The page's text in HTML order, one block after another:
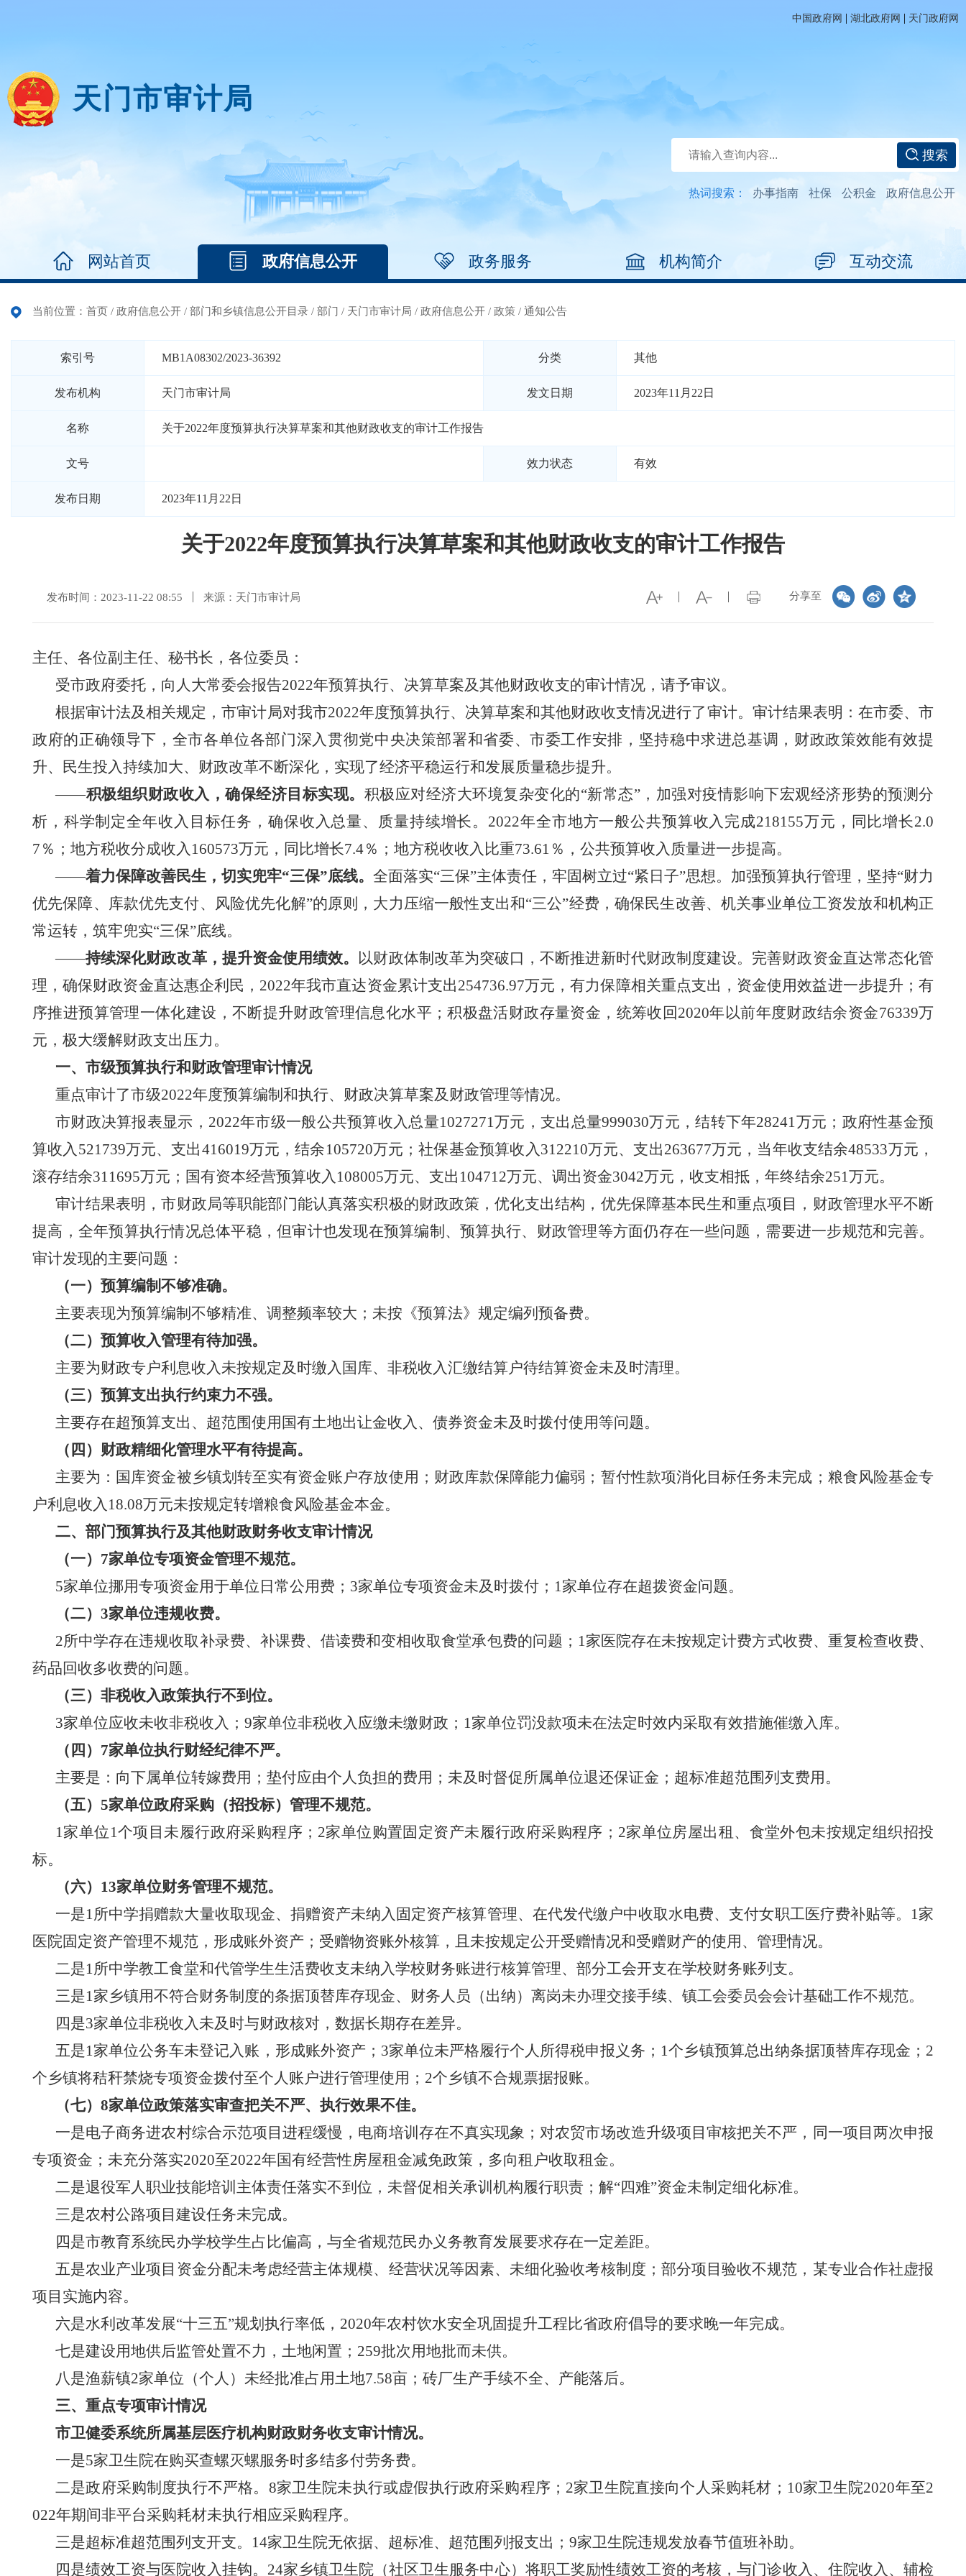
中国政府网 | 湖北政府网 | 天门政府网
天门市审计局
搜索
热词搜索： 办事指南 社保 公积金 政府信息公开
网站首页 政府信息公开 政务服务 机构简介 互动交流
当前位置： 首页 / 政府信息公开 / 部门和乡镇信息公开目录 / 部门 / 天门市审计局 / 政府信息公开 / 政策 / 通知公告
索引号 MB1A08302/2023-36392 分类 其他
发布机构 天门市审计局 发文日期 2023年11月22日
名称 关于2022年度预算执行决算草案和其他财政收支的审计工作报告
文号 效力状态 有效
发布日期 2023年11月22日
关于2022年度预算执行决算草案和其他财政收支的审计工作报告
分享至
发布时间：2023-11-22 08:55 来源：天门市审计局
主任、各位副主任、秘书长，各位委员：
受市政府委托，向人大常委会报告2022年预算执行、决算草案及其他财政收支的审计情况，请予审议。
根据审计法及相关规定，市审计局对我市2022年度预算执行、决算草案和其他财政收支情况进行了审计。审计结果表明：在市委、市
政府的正确领导下， 全市各单位各部门深入贯彻党中央决策部署和省委、市委工作安排，坚持稳中求进总基调，财政政策效能有效提
升、民生投入持续加大、财政改革不断深化， 实现了经济平稳运行和发展质量稳步提升。
——积极组织财政收入，确保经济目标实现。 积极应对经济大环境复杂变化的“新常态”，加强对疫情影响下宏观经济形势的预测分
析，科学制定全年收入目标任务，确保收入总量、质量持续增长。2022年全市地方一般公共预算收入完成218155万元，同比增长2.0
7 ％；地方税收分成收入 160573万元，同比增长7.4％；地方税收收入比重73.61％，公共预算收入质量进一步提高。
——着力保障改善民生，切实兜牢“三保”底线。 全面落实“三保”主体责任，牢固树立过“紧日子”思想。 加强预算执行管理，坚持“财力
优先保障、库款优先支付、风险优先化解”的原则，大力压缩一般性支出和“三公”经费，确保民生改善、机关事业单位工资发放和机构正
常运转，筑牢兜实“三保”底线。
——持续深化财政改革，提升资金使用绩效。
以财政体制改革为突破口，不断推进新时代财政制度建设。完善财政资金直达常态化管
理，确保财政资金直达惠企利民， 2022年我市直达资金累计支出254736.97万元，有力保障相关重点支出，资金使用效益进一步提升；有
序推进预算管理一体化建设，不断提升财政管理信息化水平；积极盘活财政存量资金，统筹收回2020年以前年度财政结余资金76339万
元，极大缓解财政支出压力。
一、市级预算执行和财政管理审计情况
重点审计了市级2022年度预算编制和执行、财政决算草案及财政管理等情况。
市财政决算报表显示， 2022年市级一般公共预算收入总量1027271万元，支出总量999030万元，结转下年28241万元；政府性基金预
算收入521739万元、支出416019万元，结余105720万元；社保基金预算收入312210万元、支出263677万元，当年收支结余48533万元，
滚存结余311695万元；国有资本经营预算收入108005万元、支出104712万元、调出资金3042万元，收支相抵，年终结余251万元。
审计结果表明，市财政局等职能部门能认真落实积极的财政政策，优化支出结构，优先保障基本民生和重点项目，财政管理水平不断
提高，全年预算执行情况总体平稳，但审计也发现在预算编制、预算执行、财政管理等方面仍存在一些问题，需要进一步规范和完善。
审计发现的主要问题：
（一） 预算编制不够准确。
主要表现为预算编制不够精准、调整频率较大 ； 未按《预算法》规定编列预备费。
（二）预算收入管理有待加强。
主要为财政专户利息收入未按规定及时缴入国库、 非税收入汇缴结算户待结算资金未及时清理。
（三）预算支出执行约束力不强。
主要存在超预算支出 、 超范围使用国有土地出让金收入 、 债券资金未及时拨付使用等问题。
（四）财政精细化管理水平有待提高。
主要为： 国库资金被乡镇划转至实有资金账户存放使用 ； 财政库款保障能力偏弱 ； 暂付性款项消化目标任务未完成； 粮食风险基金专
户利息收入 18.08万元未按规定转增粮食风险基金本金。
二、部门预算执行及其他财政财务收支审计情况
（一） 7家单位专项资金管理不规范。
5家单位挪用专项资金用于单位日常公用费；3家单位专项资金未及时拨付；1家单位存在超拨资金问题。
（二） 3家单位违规收费。
2所中学存在违规收取补录费、补课费、借读费和变相收取食堂承包费的问题； 1家医院存在未按规定计费方式收费、重复检查收费、
药品回收多收费的问题。
（三）非税收入政策执行不到位。
3家单位应收未收非税收入； 9家单位非税收入应缴未缴财政； 1家单位罚没款项未在法定时效内采取有效措施催缴入库。
（四） 7家单位执行财经纪律不严。
主要是：向下属单位转嫁费用；垫付应由个人负担的费用；未及时督促所属单位退还保证金；超标准超范围列支费用。
（五） 5家单位政府采购（招投标）管理不规范。
1家单位1个项目未履行政府采购程序；2家单位 购置固定资产未履行政府采购程序； 2家单位房屋出租 、 食堂外包未按规定组织招投
标。
（六） 13家单位财务管理不规范。
一是1所中学捐赠款大量收取现金、 捐赠资产未纳入固定资产核算管理、 在代发代缴户中收取水电费、支付女职工医疗费补贴等。 1家
医院固定资产管理不规范，形成账外资产；受赠物资账外核算，且未按规定公开受赠情况和受赠财产的使用、管理情况。
二是1所中学教工食堂和代管学生生活费收支未纳入学校财务账进行核算管理、 部分工会开支在学校财务账列支。
三是1家乡镇用不符合财务制度的条据顶替库存现金、 财务人员（出纳）离岗未办理交接手续、镇工会委员会会计基础工作不规范。
四是3家单位非税收入未及时与财政核对，数据长期存在差异。
五是1家单位公务车未登记入账，形成账外资产；3家单位未严格履行个人所得税申报义务 ； 1个乡镇预算总出纳条据顶替库存现金；2
个乡镇将秸秆禁烧专项资金拨付至个人账户进行管理使用；2个乡镇不合规票据报账。
（七） 8家单位政策落实审查把关不严、执行效果不佳。
一是电子商务进农村综合示范项目进程缓慢，电商培训存在不真实现象 ；对农贸市场改造升级项目审核把关不严，同一项目两次申报
专项资金 ； 未充分落实2020至2022年国有经营性房屋租金减免政策，多向租户收取租金。
二是退役军人职业技能培训主体责任落实不到位 ， 未督促相关承训机构履行职责 ； 解“四难”资金未制定细化标准。
三是农村公路项目建设任务未完成。
四是市教育系统民办学校学生占比偏高，与全省规范民办义务教育发展要求存在一定差距。
五是农业产业项目资金分配未考虑经营主体规模、经营状况等因素、未细化验收考核制度 ；部分项目验收不规范，某专业合作社虚报
项目实施内容。
六是水利 改革发展“十三五”规划执行率低 ， 2020年农村饮水安全巩固提升工程比省政府倡导的要求晚一年完成。
七是建设用地供后监管处置不力，土地闲置； 259批次用地批而未供。
八是渔薪镇2家单位（个人）未经批准占用土地7.58亩 ； 砖厂生产手续不全、产能落后。
三、 重点专项审计情况
市卫健委系统所属基层医疗机构财政财务收支审计情况。
一是5家卫生院在购买查螺灭螺服务时多结多付劳务费。
二是政府采购制度执行不严格。 8家卫生院未执行或虚假执行政府采购程序 ； 2家卫生院直接向个人采购耗材 ； 10家卫生院2020年至2
022年期间非平台采购耗材未执行相应采购程序。
三是超标准超范围列支开支。 14家卫生院无依据、超标准、超范围列报支出 ； 9家卫生院违规发放春节值班补助。
四是绩效工资与医院收入挂钩。 24家乡镇卫生院（社区卫生服务中心）将职工奖励性绩效工资的考核，与门诊收入、住院收入、辅检